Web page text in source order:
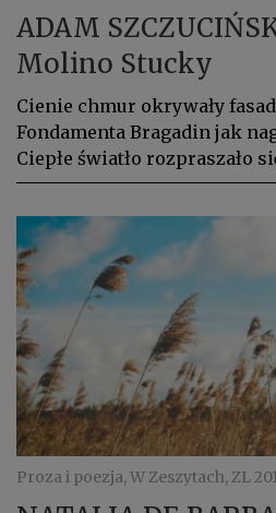
ADAM
Molino Stucky
Cienie chmur okrywały
Fondamenta Bragadin jak
Ciepłe światło rozpraszało
Proza i poezja, W Zeszytach, ZL